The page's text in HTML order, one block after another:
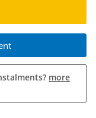
more